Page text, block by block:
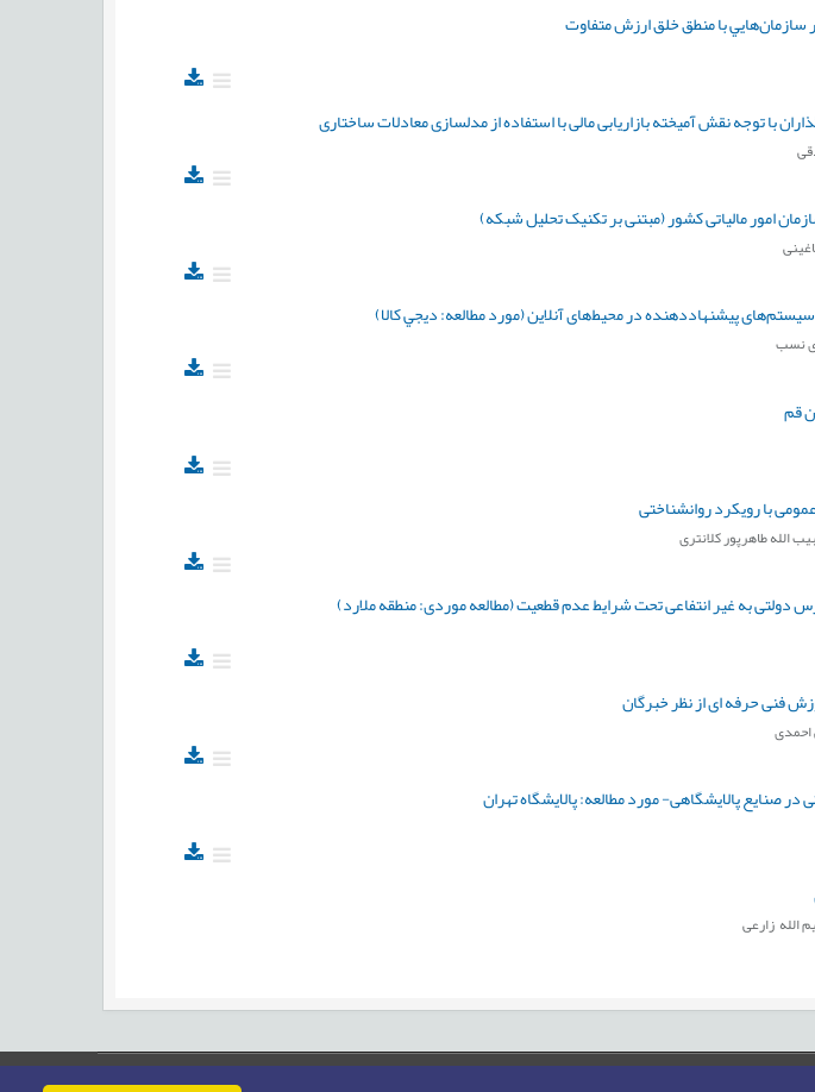
با منطق خلق ارزش متفاوت
با توجه نقش آمیخته بازاریابی مالی با استفاده از مدلسازی معادلات ساختاری
امور مالیاتی کشور (مبتنی بر تکنیک تحلیل شبکه)
پیشنهاددهنده در محیط‌های آنلاين (مورد مطالعه: ديجي كالا)
نسب
قم
با رویکرد روانشناختی
الله طاهرپور کلانتری
به غیر انتفاعی تحت شرایط عدم قطعیت (مطالعه موردی: منطقه ملارد)
فنی حرفه ای از نظر خبرگان
احمدی
صنایع پالایشگاهی- مورد مطالعه: پالایشگاه تهران
الله زارعی